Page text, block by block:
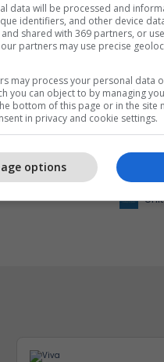
një zgjedhje
data will be processed and
identifiers, and other device
and shared with 369 partners, or
our partners may use precise
may process your personal data
you can object to by managing
bottom of this page or in the site
in privacy and cookie settings.
options